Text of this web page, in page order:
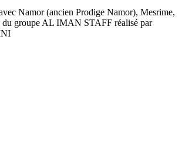
Namor (ancien Prodige Namor), Mesrime,
du groupe AL IMAN STAFF réalisé par